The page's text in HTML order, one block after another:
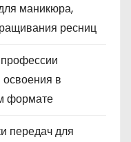
маникюра,
ресниц
в
формате
передач для